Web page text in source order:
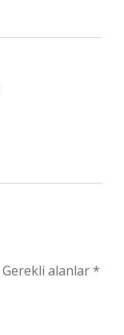
Gerekli alanlar*